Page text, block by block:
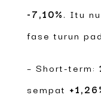
-7,10%. Itu
fase turun
– Short-term:
sempat